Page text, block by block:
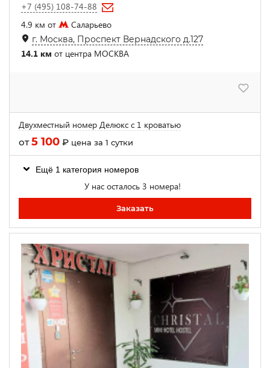
+7 (495) 108-74-88
4.9 км от
Саларьево
г. Москва, Проспект Вернадского д.127
14.1 км от центра МОСКВА
Двухместный номер Делюкс с 1 кроватью
от5 100 ₽ цена за 1 сутки
Ещё 1 категория номеров
У нас осталось 3 номера!
Заказать